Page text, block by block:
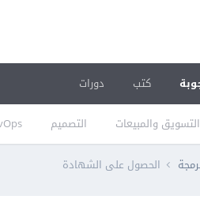
التسويق والمبيعات التصميم
كتب دورات
الحصول على الشهادة